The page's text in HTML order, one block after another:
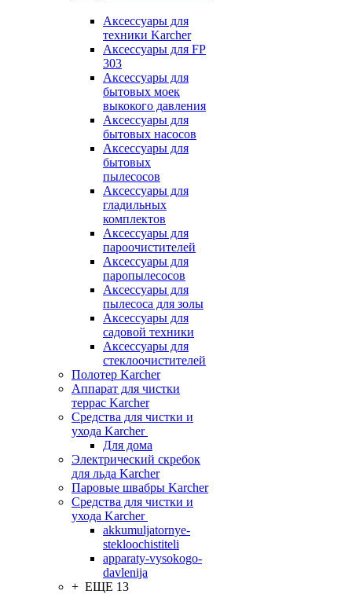
Аксессуары для
техники Karcher
Аксессуары для FP
303
Аксессуары для
бытовых моек
выкокого давления
Аксессуары для
бытовых насосов
Аксессуары для
бытовых
пылесосов
Аксессуары для
гладильных
комплектов
Аксессуары для
пароочистителей
Аксессуары для
паропылесосов
Аксессуары для
пылесоса для золы
Аксессуары для
садовой техники
Аксессуары для
стеклоочистителей
Полотер Karcher
Аппарат для чистки
террас Karcher
Средства для чистки и
ухода Karcher
Для дома
Электрический скребок
для льда Karcher
Паровые швабры Karcher
Средства для чистки и
ухода Karcher
akkumuljatornye-
stekloochistiteli
apparaty-vysokogo-
davlenija
+ ЕЩЕ 13